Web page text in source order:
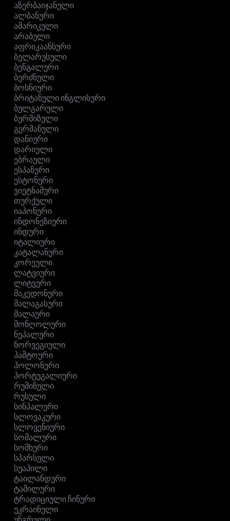
აზერბაიჯანული
ალბანური
ამარიკული
არაბული
აფრიკაანსური
ბელარუსული
ბენგალური
ბერძნული
ბოსნიური
ბრიტანული ინგლისური
ბულგარული
ბურმიზული
გერმანული
დანიური
დარიული
ებრაული
ესპანური
ესტონური
ვიეტნამური
თურქული
იაპონური
ინდონეზიური
ინდური
იტალიური
კატალანური
კორეული
ლატვიური
ლიტვური
მაკედონური
მალაგასური
მალაური
მონღოლური
ნეპალური
ნორვეგიული
პაშტოური
პოლონური
პორტუგალიური
რუმინული
რუსული
სინჰალური
სლოვაკური
სლოვენიური
სომალური
სომხური
სპარსული
სუაჰილი
ტაილანდური
ტამილური
ტრადიციული ჩინური
უკრაინული